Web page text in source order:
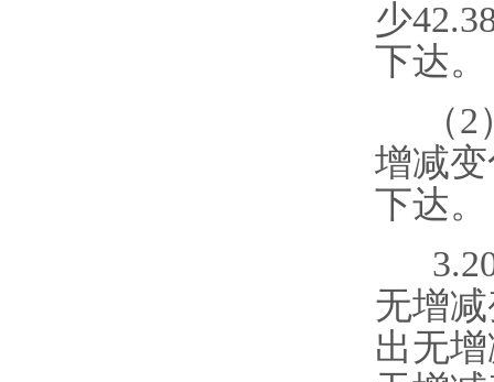
少4
下达。
（2
增减
下达。
无增
出无